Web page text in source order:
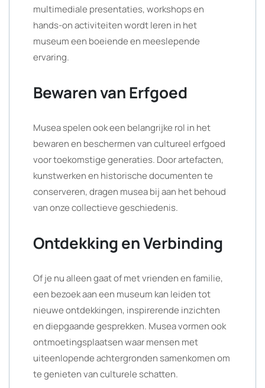
multimediale presentaties, workshops en
hands-on activiteiten wordt leren in het
museum een boeiende en meeslepende
ervaring.
Bewaren van Erfgoed
Musea spelen ook een belangrijke rol in het
bewaren en beschermen van cultureel erfgoed
voor toekomstige generaties. Door artefacten,
kunstwerken en historische documenten te
conserveren, dragen musea bij aan het behoud
van onze collectieve geschiedenis.
Ontdekking en Verbinding
Of je nu alleen gaat of met vrienden en familie,
een bezoek aan een museum kan leiden tot
nieuwe ontdekkingen, inspirerende inzichten
en diepgaande gesprekken. Musea vormen ook
ontmoetingsplaatsen waar mensen met
uiteenlopende achtergronden samenkomen om
te genieten van culturele schatten.